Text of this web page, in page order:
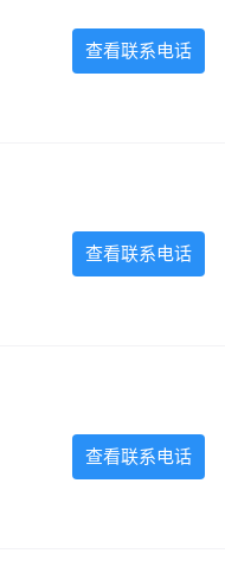
查看联系电话
查看联系电话
查看联系电话